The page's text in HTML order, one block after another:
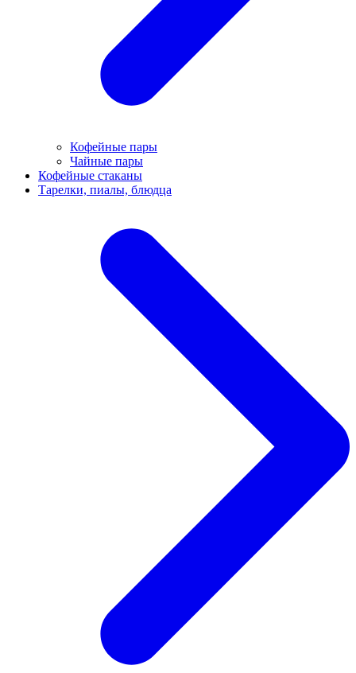
Кофейные пары
Чайные пары
Кофейные стаканы
Тарелки, пиалы, блюдца